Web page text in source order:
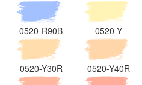
0520-R90B 0520-Y
0520-Y30R 0520-Y40R